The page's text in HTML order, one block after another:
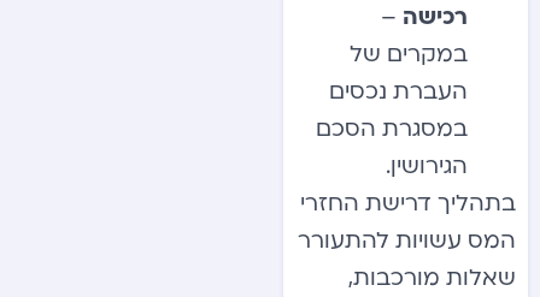
רכישה –
במקרים של
העברת נכסים
במסגרת הסכם
הגירושין.
בתהליך דרישת החזרי
המס עשויות להתעורר
שאלות מורכבות,